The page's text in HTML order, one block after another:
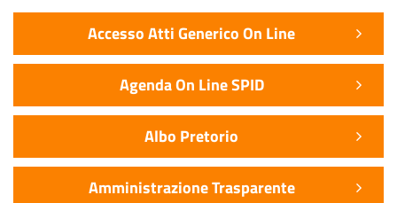
Accesso Atti Generico On Line
Agenda On Line SPID
Albo Pretorio
Amministrazione Trasparente